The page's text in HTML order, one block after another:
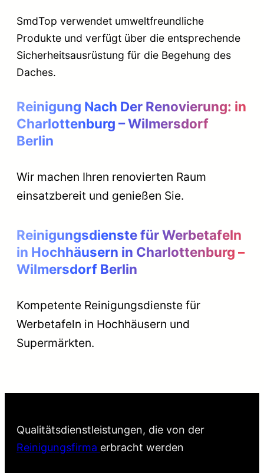
SmdTop verwendet umweltfreundliche
Produkte und verfügt über die entsprechende
Sicherheitsausrüstung für die Begehung des
Daches.
Reinigung Nach Der Renovierung: in
Charlottenburg – Wilmersdorf
Berlin
Wir machen Ihren renovierten Raum
einsatzbereit und genießen Sie.
Reinigungsdienste für Werbetafeln
in Hochhäusern in Charlottenburg –
Wilmersdorf Berlin
Kompetente Reinigungsdienste für
Werbetafeln in Hochhäusern und
Supermärkten.
Qualitätsdienstleistungen, die von der
Reinigungsfirma erbracht werden